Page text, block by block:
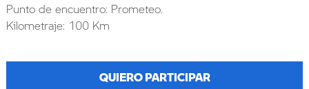
Punto de encuentro: Prometeo.
Kilometraje: 100 Km
QUIERO PARTICIPAR